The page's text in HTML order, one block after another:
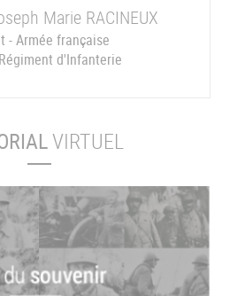
Marie RACINEUX
- Armée française
d'Infanterie
VIRTUEL